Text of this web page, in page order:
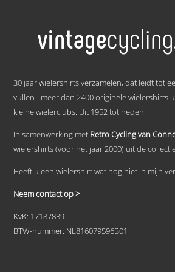
variaties.
Deze
op
de
30 jaar wielershirts verzamelen, dat leidt tot
vullen - meer dan 2400 originele wielershirts
kleine wielerclubs. Uit 1952 tot heden.
In samenwerking met Retro Cycling van
wielershirts (voor het jaar 2000) uit de
Heeft u een wielershirt wat nog niet in mijn
Neem contact op >
KvK: 17187839
BTW-nummer: NL816079596B01